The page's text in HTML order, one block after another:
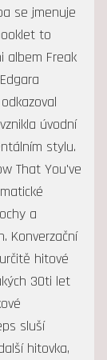
se jmenuje
to
albem Freak
úvodní
stylu.
That You've
a
Konverzační
hitové
30ti let
sluší
hitovka,